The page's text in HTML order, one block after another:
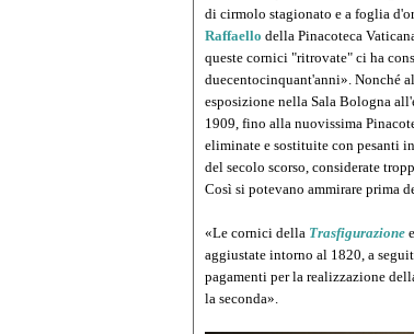
di cirmolo stagionato e a foglia
Raffaello della Pinacoteca
queste cornici "ritrovate" ci ha
duecentocinquant'anni». Nonché
esposizione nella Sala Bologna
1909, fino alla nuovissima
eliminate e sostituite con pesanti
del secolo scorso, considerate
Così si potevano ammirare prima
«Le cornici della Trasfigurazione
aggiustate intorno al 1820, a
pagamenti per la realizzazione
la seconda».